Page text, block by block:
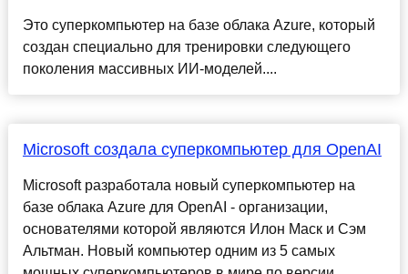
Это суперкомпьютер на базе облака Azure, который
создан специально для тренировки следующего
поколения массивных ИИ-моделей....
Microsoft создала суперкомпьютер для OpenAI
Microsoft разработала новый суперкомпьютер на
базе облака Azure для OpenAI - организации,
основателями которой являются Илон Маск и Сэм
Альтман. Новый компьютер одним из 5 самых